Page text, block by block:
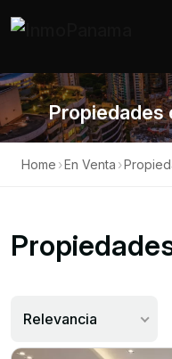
Propiedades
Home ›En Venta ›
Relevancia